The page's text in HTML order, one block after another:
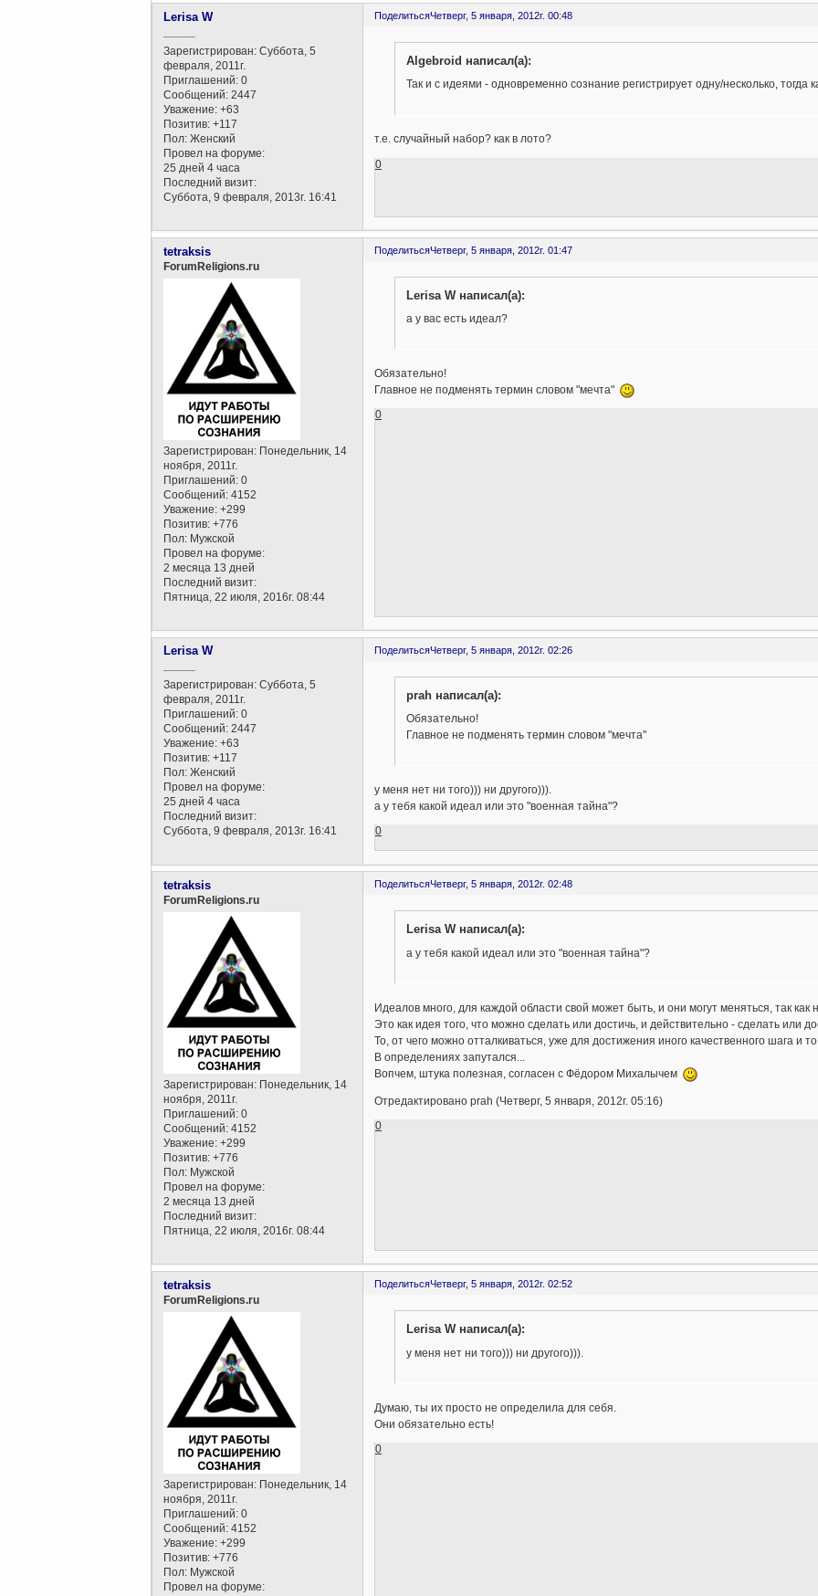
ПоделитьсяЧетверг, 5 января, 2012г. 00:48
Lerisa W
Зарегистрирован: Суббота, 5
февраля, 2011г.
Приглашений: 0
Сообщений: 2447
Уважение: +63
Позитив: +117
Пол: Женский
Провел на форуме:
25 дней 4 часа
Последний визит:
Суббота, 9 февраля, 2013г. 16:41
Algebroid написал(а):
Так и с идеями - одновременно сознание регистрирует одну/несколько, тогда
т.е. случайный набор? как в лото?
0
ПоделитьсяЧетверг, 5 января, 2012г. 01:47
tetraksis
ForumReligions.ru
Зарегистрирован: Понедельник, 14
ноября, 2011г.
Приглашений: 0
Сообщений: 4152
Уважение: +299
Позитив: +776
Пол: Мужской
Провел на форуме:
2 месяца 13 дней
Последний визит:
Пятница, 22 июля, 2016г. 08:44
Lerisa W написал(а):
а у вас есть идеал?
Обязательно!
Главное не подменять термин словом "мечта"
0
ПоделитьсяЧетверг, 5 января, 2012г. 02:26
Lerisa W
Зарегистрирован: Суббота, 5
февраля, 2011г.
Приглашений: 0
Сообщений: 2447
Уважение: +63
Позитив: +117
Пол: Женский
Провел на форуме:
25 дней 4 часа
Последний визит:
Суббота, 9 февраля, 2013г. 16:41
prah написал(а):
Обязательно!
Главное не подменять термин словом "мечта"
у меня нет ни того))) ни другого))).
а у тебя какой идеал или это "военная тайна"?
0
ПоделитьсяЧетверг, 5 января, 2012г. 02:48
tetraksis
ForumReligions.ru
Зарегистрирован: Понедельник, 14
ноября, 2011г.
Приглашений: 0
Сообщений: 4152
Уважение: +299
Позитив: +776
Пол: Мужской
Провел на форуме:
2 месяца 13 дней
Последний визит:
Пятница, 22 июля, 2016г. 08:44
Lerisa W написал(а):
а у тебя какой идеал или это "военная тайна"?
Идеалов много, для каждой области свой может быть, и они могут меняться, так как
Это как идея того, что можно сделать или достичь, и действительно - сделать или
То, от чего можно отталкиваться, уже для достижения иного качественного шага и
В определениях запутался...
Вопчем, штука полезная, согласен с Фёдором Михалычем
Отредактировано prah (Четверг, 5 января, 2012г. 05:16)
0
ПоделитьсяЧетверг, 5 января, 2012г. 02:52
tetraksis
ForumReligions.ru
Зарегистрирован: Понедельник, 14
ноября, 2011г.
Приглашений: 0
Сообщений: 4152
Уважение: +299
Позитив: +776
Пол: Мужской
Провел на форуме:
Lerisa W написал(а):
у меня нет ни того))) ни другого))).
Думаю, ты их просто не определила для себя.
Они обязательно есть!
0